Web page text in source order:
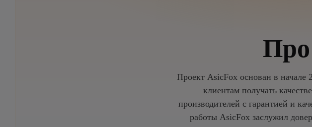
Про
Проект AsicFox основан в начале
клиентам получать
производителей с гарантией и
работы AsicFox заслужил